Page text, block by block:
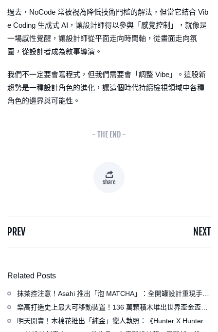
過去，NoCode 常被視為降低技術門檻的解法，但當它結合 Vib
e Coding 生成式 AI，讓設計師得以參與「感覺控制」，就像是
一場感性覺醒，讓設計師從平面走向時間軸，從畫面走向氛
圍，從設計者成為敘事導演。
我們不一定要會寫程式，但我們需要會「調整 Vibe」。這股新
趨勢是一種設計角色的進化，讓這個時代持續檢視領域中各種
角色的邊界與可能性。
- THE END -
share
PREV NEXT
Related Posts
抹茶控注意！Asahi 推出「泡 MATCHA」：全開罐設計重現手打
泡感，拿鐵、可爾必思等新品同步亮相
樂高打造史上最大可移動裝置！136 萬顆積木堆出世界盃金盃，
梅西、姆巴佩、C 羅化身樂高人偶
明天開賣！木棉花推出「純金」獵人執照：《Hunter X Hunter》